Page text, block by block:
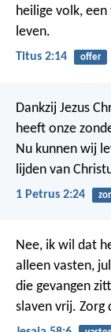
heilige volk,
leven.
Titus 2:14 offer
Dankzij Jezus
heeft onze
Nu kunnen wij
lijden van
1 Petrus 2:24
Nee, ik wil dat
alleen vasten,
die gevangen
slaven vrij.